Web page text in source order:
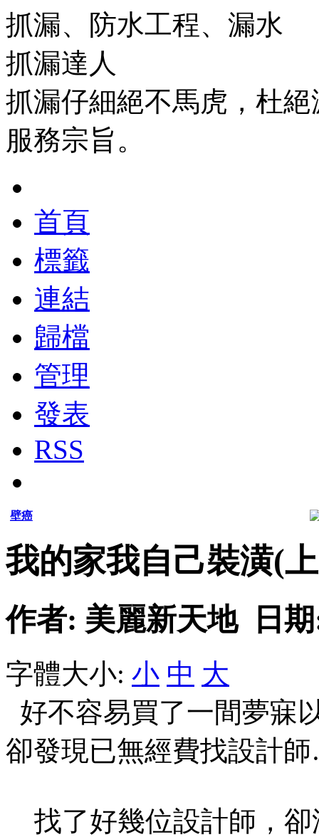
抓漏、防水工程、漏水
抓漏達人
抓漏仔細絕不馬虎，杜
服務宗旨。
首頁
標籤
連結
歸檔
管理
發表
RSS
壁癌
我的家我自己裝潢(
作者: 美麗新天地 日期
字體大小: 小 中 大
好不容易買了一間夢寐
卻發現已無經費找設計
找了好幾位設計師，卻